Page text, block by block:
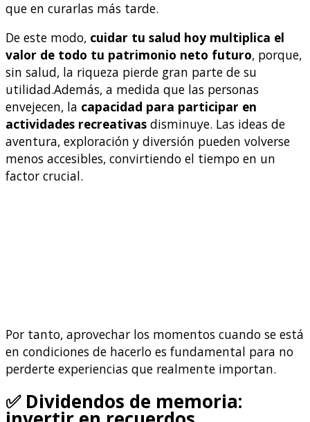
que en curarlas más tarde.
De este modo, cuidar tu salud hoy multiplica el
valor de todo tu patrimonio neto futuro, porque,
sin salud, la riqueza pierde gran parte de su
utilidad.Además, a medida que las personas
envejecen, la capacidad para participar en
actividades recreativas disminuye. Las ideas de
aventura, exploración y diversión pueden volverse
menos accesibles, convirtiendo el tiempo en un
factor crucial.
Por tanto, aprovechar los momentos cuando se está
en condiciones de hacerlo es fundamental para no
perderte experiencias que realmente importan.
✅ Dividendos de memoria: